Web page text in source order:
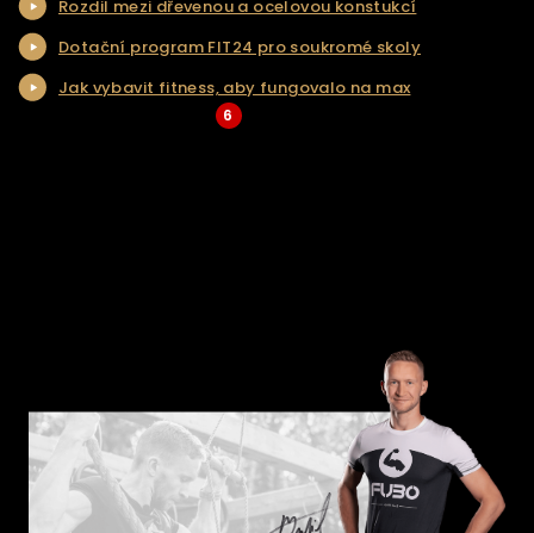
NAŠE SLUŽBY
REALIZACE
KONTAKT
Rozdil mezi dřevenou a ocelovou konstukcí
Dotační program FIT24 pro soukromé skoly
Jak vybavit fitness, aby fungovalo na max
6